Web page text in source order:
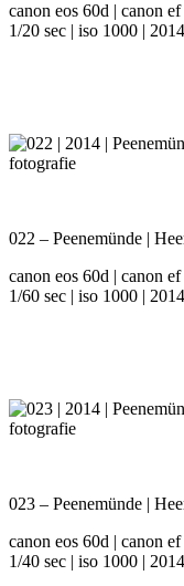
canon eos 60d | canon
1/20 sec | iso 1000 |
022 – Peenemünde |
canon eos 60d | canon
1/60 sec | iso 1000 |
023 – Peenemünde |
canon eos 60d | canon
1/40 sec | iso 1000 |